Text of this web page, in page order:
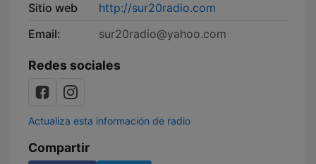
Sitio web
http://sur20radio.com
Email:
sur20radio@yahoo.com
Redes sociales
Actualiza esta información de radio
Compartir